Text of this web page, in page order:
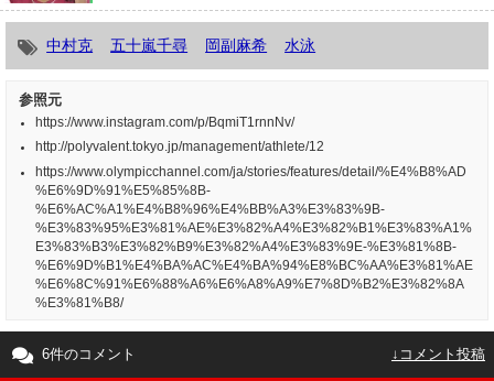
中村克 五十嵐千尋 岡副麻希 水泳
参照元
https://www.instagram.com/p/BqmiT1rnnNv/
http://polyvalent.tokyo.jp/management/athlete/12
https://www.olympicchannel.com/ja/stories/features/detail/%E4%B8%AD
%E6%9D%91%E5%85%8B-
%E6%AC%A1%E4%B8%96%E4%BB%A3%E3%83%9B-
%E3%83%95%E3%81%AE%E3%82%A4%E3%82%B1%E3%83%A1%
E3%83%B3%E3%82%B9%E3%82%A4%E3%83%9E-%E3%81%8B-
%E6%9D%B1%E4%BA%AC%E4%BA%94%E8%BC%AA%E3%81%AE
%E6%8C%91%E6%88%A6%E6%A8%A9%E7%8D%B2%E3%82%8A
%E3%81%B8/
6件のコメント ↓コメント投稿